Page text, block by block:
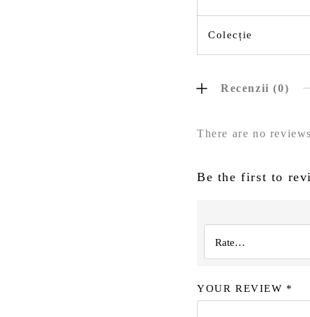
Colecție
Recenzii (0)
There are no
Be the first to
YOUR REVIEW *